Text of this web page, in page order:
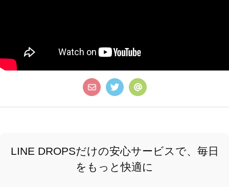
LINE DROPSだけの安心サービスで、毎日
をもっと快適に